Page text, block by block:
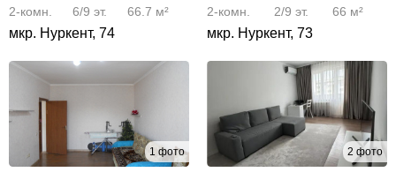
2-комн. 6/9 эт. 66.7 м²
мкр. Нуркент, 74
2-комн. 2/9 эт. 66 м²
мкр. Нуркент, 73
1 фото 2 фото